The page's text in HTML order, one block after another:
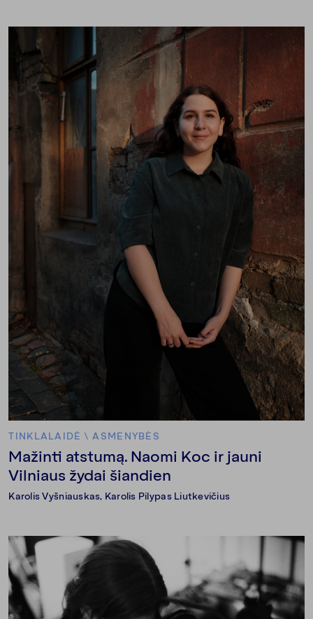
TINKLALAIDĖ \ ASMENYBĖS
Mažinti atstumą. Naomi Koc ir jauni
Vilniaus žydai šiandien
Karolis Vyšniauskas, Karolis Pilypas Liutkevičius